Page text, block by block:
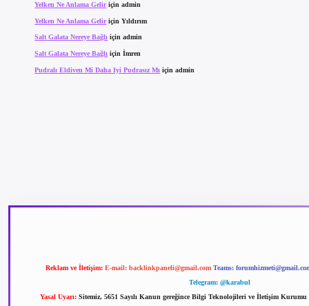
Yelken Ne Anlama Geliriçinadmin
Yelken Ne Anlama GeliriçinYıldırım
Salt Galata Nereye Bağlı içinadmin
Salt Galata Nereye Bağlı içinİmren
Pudralı Eldiven Mi Daha Iyi Pudrasız Mı içinadmin
Reklam ve İletişim: E-mail: backlinkpaneli@gmail.com Teams:
Telegram: @karabul
Yasal Uyarı: Sitemiz, 5651 Sayılı Kanun gereğince Bilgi Teknolojileri ve İletişim